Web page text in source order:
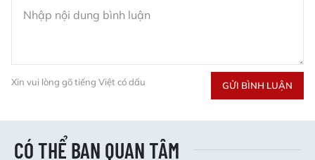
Xin vui lòng gõ tiếng Việt có dấu GỬI BÌNH LUẬN
CÓ THỂ BẠN QUAN TÂM